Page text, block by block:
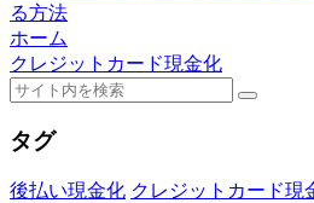
る方法
ホーム
クレジットカード現金化
タグ
後払い現金化 クレジットカード現